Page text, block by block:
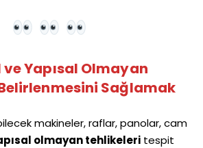
ve Yapısal Olmayan
Sağlamak
makineler, raflar, panolar, cam
olmayan tehlikeleri tespit